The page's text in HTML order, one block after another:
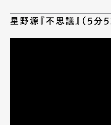
星野源『不思議』（5分